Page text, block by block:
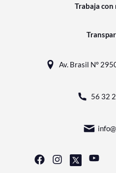
Trabaja
Av. Brasil N°
56 32